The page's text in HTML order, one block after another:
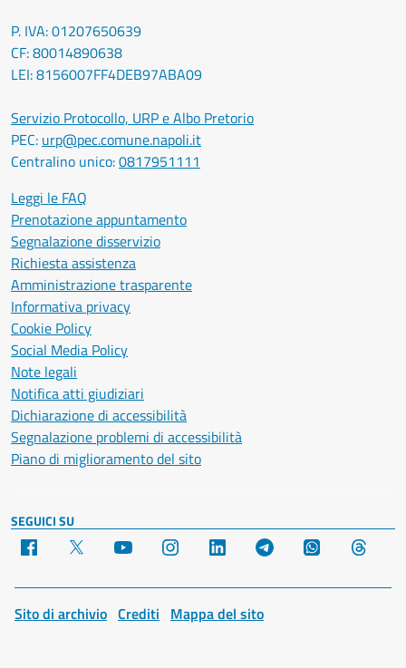
P. IVA: 01207650639
CF: 80014890638
LEI: 8156007FF4DEB97ABA09
Servizio Protocollo, URP e Albo Pretorio
PEC: urp@pec.comune.napoli.it
Centralino unico:0817951111
Leggi le FAQ
Prenotazione appuntamento
Segnalazione disservizio
Richiesta assistenza
Amministrazione trasparente
Informativa privacy
Cookie Policy
Social Media Policy
Note legali
Notifica atti giudiziari
Dichiarazione di accessibilità
Segnalazione problemi di accessibilità
Piano di miglioramento del sito
SEGUICI SU
Facebook YouTube Instagram LinkedIn Telegram WhatsApp
Sito di archivio Crediti Mappa del sito